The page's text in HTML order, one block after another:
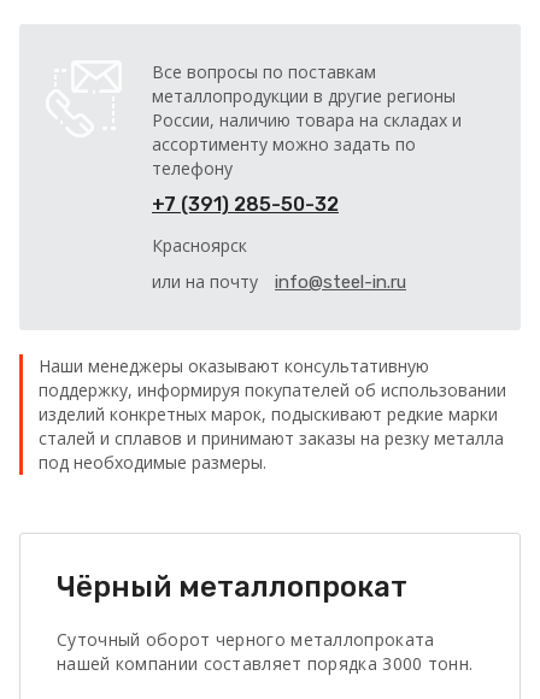
Все вопросы по поставкам
металлопродукции в другие регионы
России, наличию товара на складах и
ассортименту можно задать по
телефону
+7 (391) 285-50-32
Красноярск
или на почту
info@steel-in.ru
Наши менеджеры оказывают консультативную
поддержку, информируя покупателей об использовании
изделий конкретных марок, подыскивают редкие марки
сталей и сплавов и принимают заказы на резку металла
под необходимые размеры.
Чёрный металлопрокат
Суточный оборот черного металлопроката
нашей компании составляет порядка 3000 тонн.